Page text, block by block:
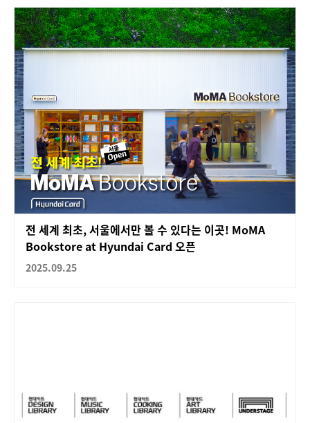
전 세계 최초, 서울에서만 볼 수 있다는 이곳! MoMA
Bookstore at Hyundai Card 오픈
2025.09.25